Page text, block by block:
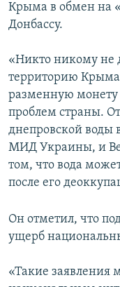
Крыма в обмен на
Донбассу.
«Никто никому не
территорию
разменную монету
проблем страны.
днепровской воды
МИД Украины, и
том, что вода
после его
Он отметил, что
ущерб
«Такие заявления